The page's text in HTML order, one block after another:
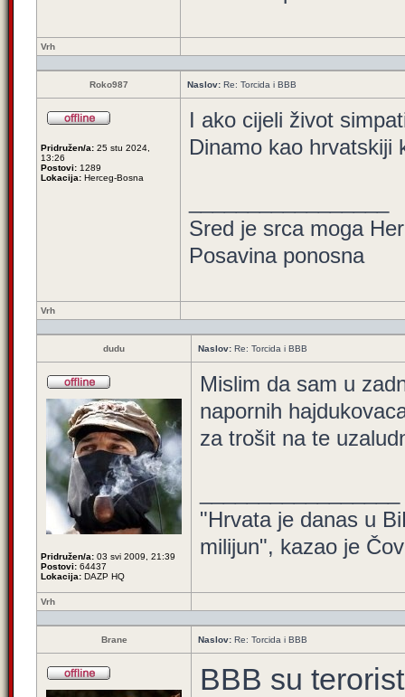
Vrh
Roko987 Naslov: Re: Torcida i BBB
Pridružen/a: 25 stu 2024,
13:26
Postovi: 1289
Lokacija: Herceg-Bosna
I ako cijeli život
Dinamo kao hrvatskiji
Sred je srca moga
Posavina ponosna
Vrh
dudu Naslov: Re: Torcida i BBB
Pridružen/a: 03 svi 2009, 21:39
Postovi: 64437
Lokacija: DAZP HQ
Mislim da sam u
napornih
za trošit na te
"Hrvata je danas u
milijun", kazao je
Vrh
Brane Naslov: Re: Torcida i BBB
BBB su